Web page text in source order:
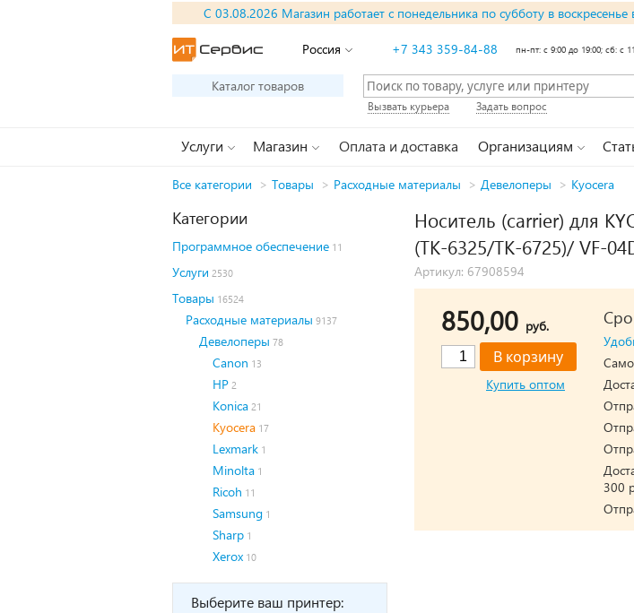
С 03.08.2026 Магазин работает с понедельника по субботу в
Россия +7 343 359-84-88 пн-пт: с 9:00 до 19:00; сб: с
Каталог товаров
Вызвать курьера Задать вопрос
Услуги Магазин Оплата и доставка Организациям
Все категории > Товары > Расходные материалы > Девелоперы > Kyocera
Категории
Программное обеспечение 11
Услуги 2530
Товары 16524
Расходные материалы 9137
Девелоперы 78
Canon 13
HP 2
Konica 21
Kyocera 17
Lexmark 1
Minolta 1
Ricoh 11
Samsung 1
Sharp 1
Xerox 10
Выберите ваш принтер:
Носитель (carrier) для
(TK-6325/TK-6725)/ VF-
Артикул: 67908594
850,00 руб.
Купить оптом
300